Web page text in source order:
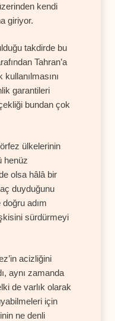
kendi
giriyor.
takdirde bu
Tahran’a
garantileri
bundan çok
ülkelerinin
henüz
olsa hâlâ bir
duyduğunu
adım
sürdürmeyi
acizliğini
aynı zamanda
de varlık olarak
için
ne denli